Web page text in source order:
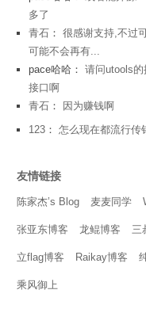
多了
青石： 很感谢支持,不过
可能不会再有...
pace哈哈： 请问utools
接口啊
青石：
因为赚钱啊
123： 怎么现在都流行传
友情链接
陈家杰’s Blog 麦麦同学
张亚东博客 龙鲲博客 三
立flag博客 Raikay博客
乘风御上